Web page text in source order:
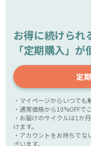
お得に続けられ
「定期購入」が
定
・マイページからいつでも
・通常価格から10%OFFで
・お届けのサイクルは1か
けます。
・アカウントをお持ちで
ざいます。